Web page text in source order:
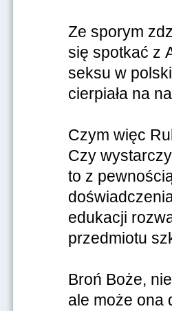
Ze sporym
się spotkać z
seksu w
cierpiała na
Czym więc
Czy
to z
edukacji
przedmiotu
Broń Boże,
ale może ona